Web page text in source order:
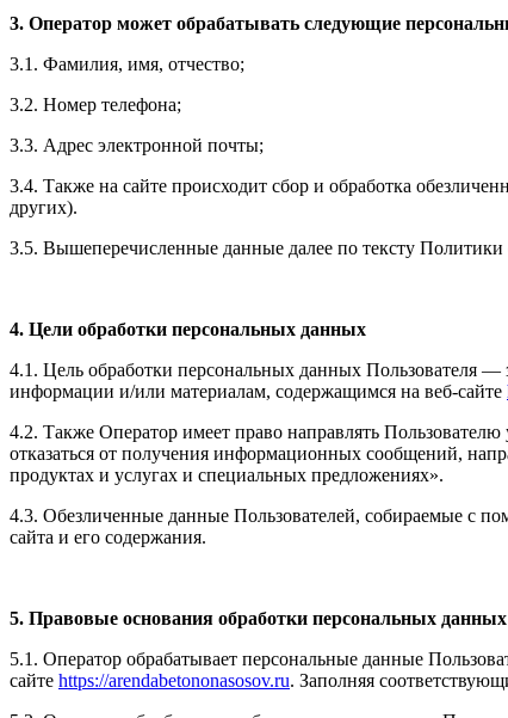
3. Оператор может обрабатывать следующие
3.1. Фамилия, имя, отчество;
3.2. Номер телефона;
3.3. Адрес электронной почты;
3.4. Также на сайте происходит сбор и обработка
других).
3.5. Вышеперечисленные данные далее по тексту
4. Цели обработки персональных данных
4.1. Цель обработки персональных данных Пользователя —
информации и/или материалам, содержащимся на веб-сайте
4.2. Также Оператор имеет право направлять
отказаться от получения информационных сообщений,
продуктах и услугах и специальных предложениях».
4.3. Обезличенные данные Пользователей, собираемые с
сайта и его содержания.
5. Правовые основания обработки персональных данных
5.1. Оператор обрабатывает персональные данные
сайте https://arendabetononasosov.ru. Заполняя